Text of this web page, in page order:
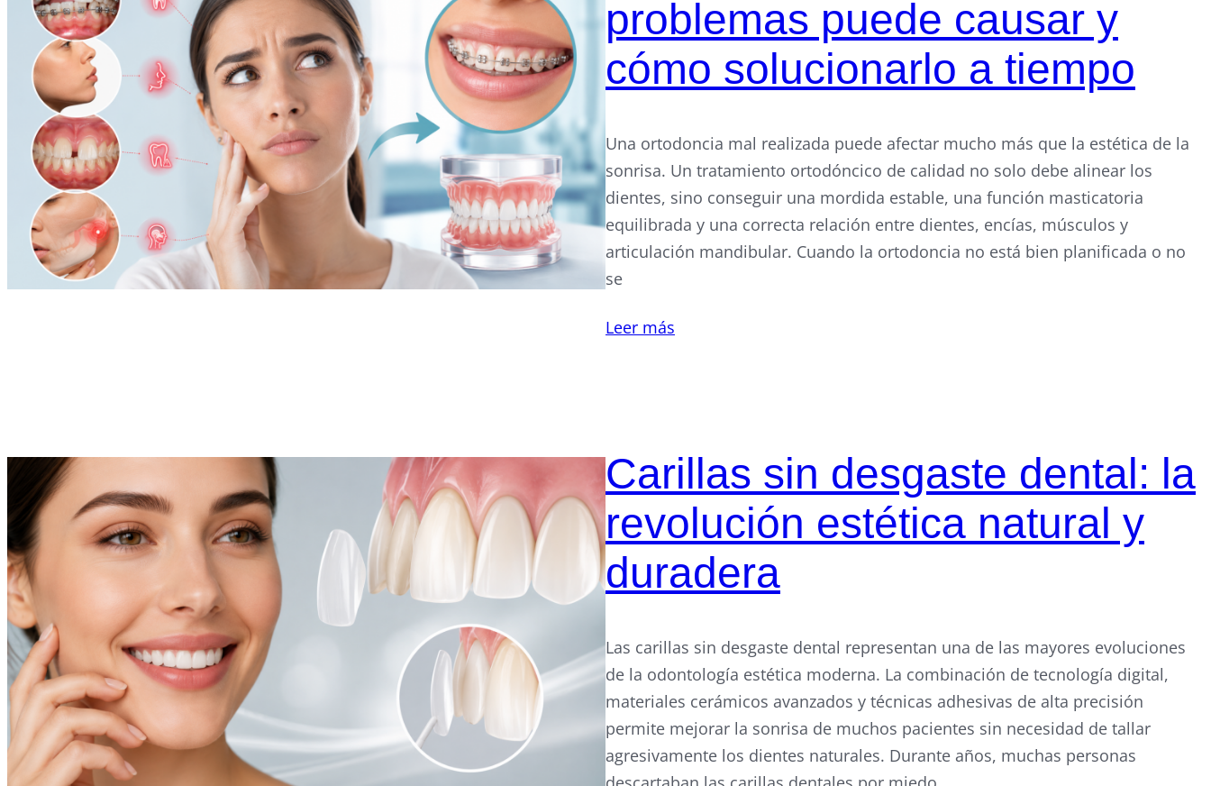
problemas puede causar y
cómo solucionarlo a tiempo
Una ortodoncia mal realizada puede afectar mucho más que la estética de la
sonrisa. Un tratamiento ortodóncico de calidad no solo debe alinear los
dientes, sino conseguir una mordida estable, una función masticatoria
equilibrada y una correcta relación entre dientes, encías, músculos y
articulación mandibular. Cuando la ortodoncia no está bien planificada o no
se
Leer más
Carillas sin desgaste dental: la
revolución estética natural y
duradera
Las carillas sin desgaste dental representan una de las mayores evoluciones
de la odontología estética moderna. La combinación de tecnología digital,
materiales cerámicos avanzados y técnicas adhesivas de alta precisión
permite mejorar la sonrisa de muchos pacientes sin necesidad de tallar
agresivamente los dientes naturales. Durante años, muchas personas